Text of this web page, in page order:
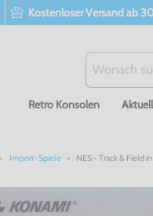
Kostenloser Versand ab
Retro Konsolen
Import-Spiele NES - Track & Field